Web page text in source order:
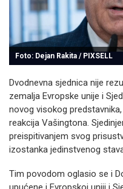
Foto: Dejan Rakita / PIXSELL
Dvodnevna sjednica nije
zemalja Evropske unije i
novog visokog
reakcija Vašingtona.
preispitivanjem svog
izostanka jedinstvenog
Tim povodom oglasio se i